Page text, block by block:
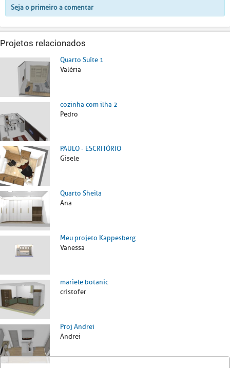
Seja o primeiro a comentar
Projetos relacionados
Quarto Suíte 1
Valéria
cozinha com ilha 2
Pedro
PAULO - ESCRITÓRIO
Gisele
Quarto Sheila
Ana
Meu projeto Kappesberg
Vanessa
mariele botanic
cristofer
Proj Andrei
Andrei